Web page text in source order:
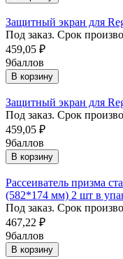
Защитный экран для
Под заказ. Срок
459,05 ₽
9баллов
В корзину
Защитный экран для
Под заказ. Срок
459,05 ₽
9баллов
В корзину
Рассеиватель призма
(582*174 мм) 2 шт в
Под заказ. Срок
467,22 ₽
9баллов
В корзину